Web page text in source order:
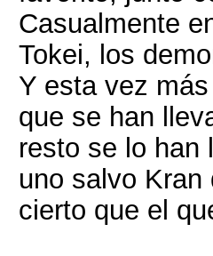
Casualmente
Tokei, los
Y esta vez
que se han
resto se lo han
uno salvo
cierto que el